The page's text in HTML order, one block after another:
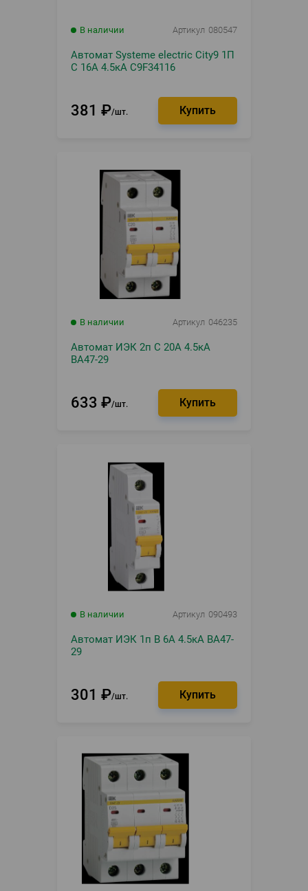
В наличии Артикул 080547
Автомат Systeme electric City9 1П
C 16А 4.5кА C9F34116
381 ₽ шт.
В наличии Артикул 046235
Автомат ИЭК 2п С 20А 4.5кА
ВА47-29
633 ₽ шт.
В наличии Артикул 090493
Автомат ИЭК 1п B 6А 4.5кА ВА47-
29
301 ₽ шт.